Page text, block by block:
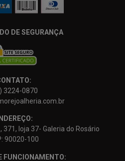
DE SEGURANÇA
3224-0870
371, loja 37- Galeria do Rosário
90020-100
FUNCIONAMENTO: